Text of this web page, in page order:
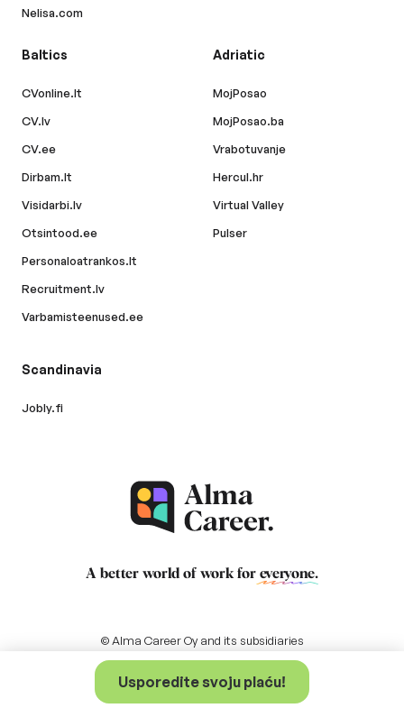
Usporedite svoju plaću!
Nelisa.com
Baltics
CVonline.lt
CV.lv
CV.ee
Dirbam.lt
Visidarbi.lv
Otsintood.ee
Personaloatrankos.lt
Recruitment.lv
Varbamisteenused.ee
Adriatic
MojPosao
MojPosao.ba
Vrabotuvanje
Hercul.hr
Virtual Valley
Pulser
Scandinavia
Jobly.fi
A better world of work for everyone.
© Alma Career Oy and its subsidiaries